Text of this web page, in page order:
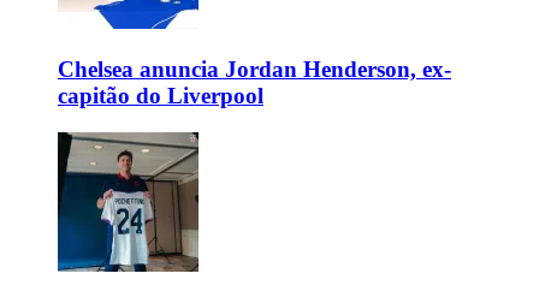
Chelsea anuncia Jordan Henderson, ex-
capitão do Liverpool